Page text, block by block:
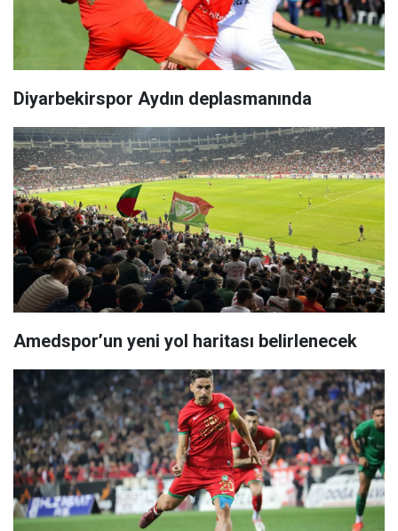
Diyarbekirspor Aydın deplasmanında
Amedspor’un yeni yol haritası belirlenecek